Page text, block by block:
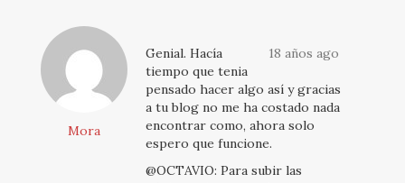
Mora
18 años ago
Genial. Hacía
tiempo que tenia
pensado hacer algo así y gracias
a tu blog no me ha costado nada
encontrar como, ahora solo
espero que funcione.
@OCTAVIO: Para subir las